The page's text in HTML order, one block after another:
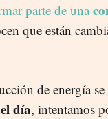
parte de una
que están
de energía
día, intentamos